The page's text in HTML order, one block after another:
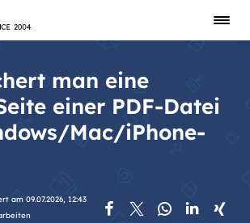
man eine
einer PDF-Datei
Mac/iPhone-
am 09.07.2026, 12:43
    